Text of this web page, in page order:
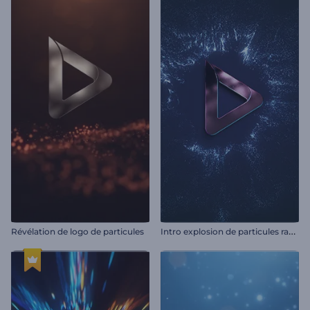
Révélation de logo de particules I
ntro explosion de particules rayonnantes